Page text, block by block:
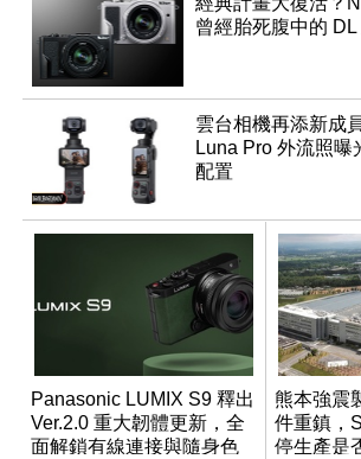
曾經胎死腹中的
雲台相機再添新成
Luna Pro 外流照曝
配置
Panasonic LUMIX S9 釋出
Ver.2.0 重大韌體更新，全
面解鎖有線連接與隨身色
熊本強震
件重鎮，
停生產是